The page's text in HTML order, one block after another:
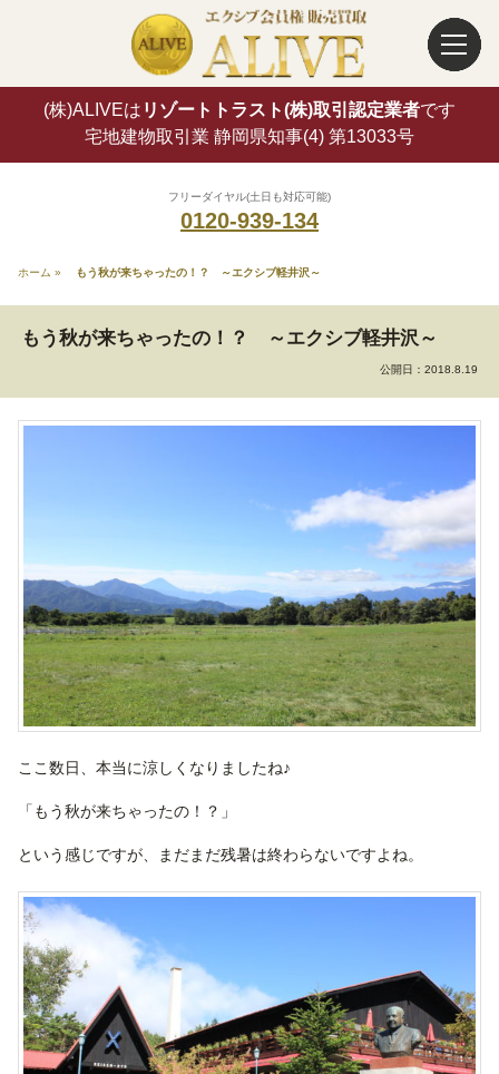
(株)ALIVEは リゾートトラスト(株)取引認定業者です
宅地建物取引業 静岡県知事(4) 第13033号
フリーダイヤル(土日も対応可能)
0120-939-134
ホーム » もう秋が来ちゃったの！？ ～エクシブ軽井沢～
もう秋が来ちゃったの！？ ～エクシブ軽井沢～
公開日： 2018.8.19
ここ数日、本当に涼しくなりましたね♪
「もう秋が来ちゃったの！？」
という感じですが、まだまだ残暑は終わらないですよね。